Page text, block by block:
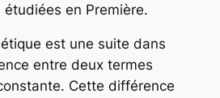
en Première.
est une suite dans
entre deux termes
Cette différence